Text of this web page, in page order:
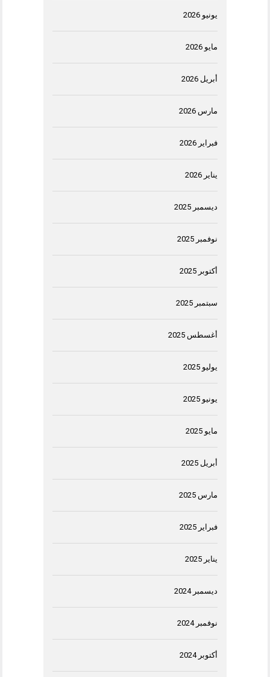
يونيو 2026
مايو 2026
أبريل 2026
مارس 2026
فبراير 2026
يناير 2026
ديسمبر 2025
نوفمبر 2025
أكتوبر 2025
سبتمبر 2025
أغسطس 2025
يوليو 2025
يونيو 2025
مايو 2025
أبريل 2025
مارس 2025
فبراير 2025
يناير 2025
ديسمبر 2024
نوفمبر 2024
أكتوبر 2024